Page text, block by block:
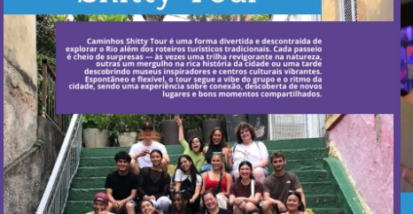
Quando acontece?
Toda terça-feira e sexta-feira.
Saiba Mais